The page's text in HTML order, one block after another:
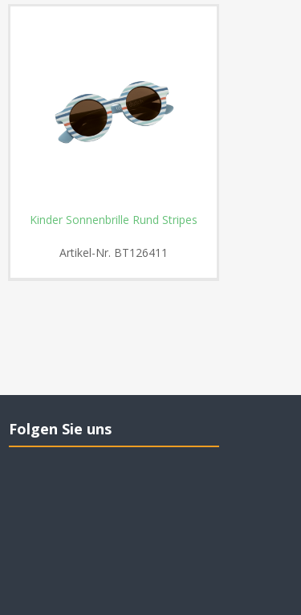
Kinder Sonnenbrille Rund Stripes
Artikel-Nr. BT126411
Folgen Sie uns